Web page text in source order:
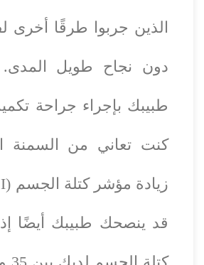
الذين جربوا طرقًا أخرى
دون نجاح طويل
طبيبك بإجراء جراحة
كنت تعاني من السمنة
قد ينصحك طبيبك أيضًا